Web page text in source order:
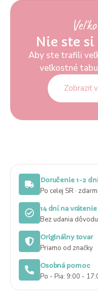
Nie ste
Aby ste trafili
veľkostné
Zobraziť
Doručenie 1-2
Po celej SR ·
14 dní na vrátenie
Bez udania dôvodu
Originálny tovar
Priamo od značky
Osobná pomoc
Po - Pia: 9:00 -